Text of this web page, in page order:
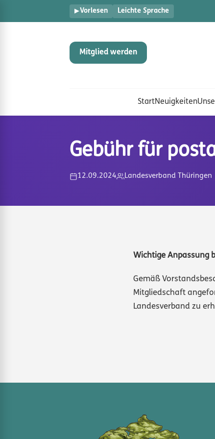
Vorlesen Leichte Sprache
Mitglied werden
StartNeuigkeiten
Gebühr für
12.09.2024 Landesverband Thüringen
Wichtige Anpassung
Gemäß
Mitgliedschaft
Landesverband zu